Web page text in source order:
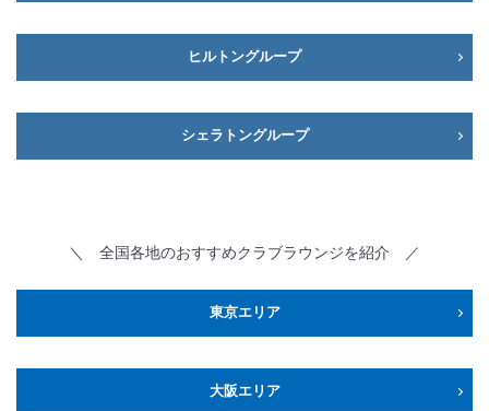
ヒルトングループ
シェラトングループ
＼ 全国各地のおすすめクラブラウンジを紹介 ／
東京エリア
大阪エリア